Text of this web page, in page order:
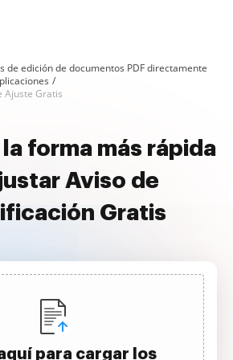
de edición de documentos PDF directamente
Ajuste Gratis
forma más rápida
Aviso de
Gratis
para cargar los